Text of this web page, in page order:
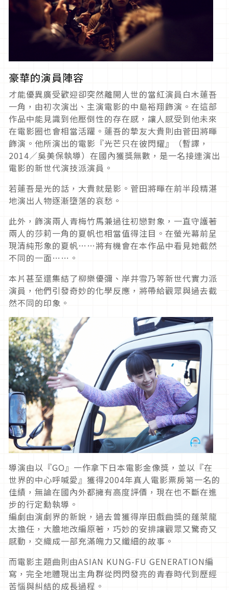
豪華的演員陣容
才能優異廣受歡迎卻突然離開人世的當紅演員白木蓮吾
一角，由初次演出、主演電影的中島裕翔飾演。在這部
作品中能見識到他壓倒性的存在感，讓人感受到他未來
在電影圈也會相當活躍。蓮吾的摯友大貴則由菅田將暉
飾演。他所演出的電影『光芒只在彼閃耀』（暫譯，
2014／吳美保執導）在國內獲獎無數，是一名接連演出
電影的新世代演技派演員。
若蓮吾是光的話，大貴就是影。菅田將暉在前半段精湛
地演出人物逐漸墮落的哀愁。
此外，飾演兩人青梅竹馬兼過往初戀對象，一直守護著
兩人的莎莉一角的夏帆也相當值得注目。在螢光幕前呈
現清純形象的夏帆……將有機會在本作品中看見她截然
不同的一面……。
本片甚至還集結了柳樂優彌、岸井雪乃等新世代實力派
演員，他們引發奇妙的化學反應，將帶給觀眾與過去截
然不同的印象。
導演由以『GO』一作拿下日本電影金像獎，並以『在
世界的中心呼喊愛』獲得2004年真人電影票房第一名的
佳績，無論在國內外都擁有高度評價，現在也不斷在進
步的行定勳執導。
編劇由演劇界的新銳，過去曾獲得岸田戲曲獎的蓬萊龍
太擔任，大膽地改編原著，巧妙的安排讓觀眾又驚奇又
感動，交織成一部充滿魄力又纖細的故事。
而電影主題曲則由ASIAN KUNG-FU GENERATION編
寫，完全地體現出主角群從閃閃發亮的青春時代到歷經
苦惱與糾結的成長過程。